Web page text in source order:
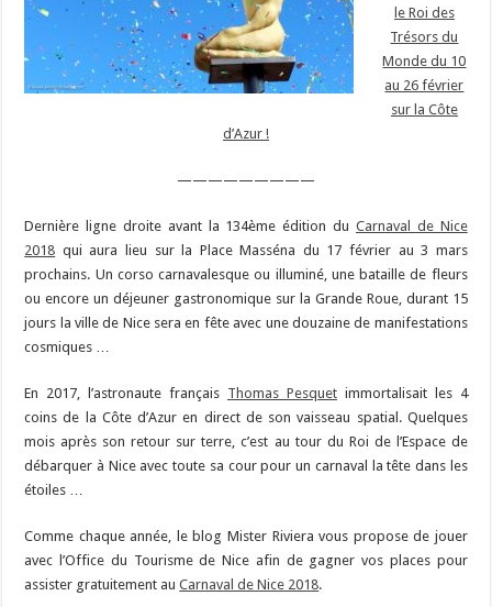
le Roi des
Trésors du
Monde du 10
au 26 février
sur la Côte
d’Azur !
—————————
Dernière ligne droite avant la 134ème édition duCarnaval de Nice
2018 qui aura lieu sur la Place Masséna du 17 février au 3 mars
prochains. Un corso carnavalesque ou illuminé, une bataille de fleurs
ou encore un déjeuner gastronomique sur la Grande Roue, durant 15
jours la ville de Nice sera en fête avec une douzaine de manifestations
cosmiques …
En 2017, l’astronaute français Thomas Pesquetimmortalisait les 4
coins de la Côte d’Azur en direct de son vaisseau spatial. Quelques
mois après son retour sur terre, c’est au tour du Roi de l’Espace de
débarquer à Nice avec toute sa cour pour un carnaval la tête dans les
étoiles …
Comme chaque année, le blog Mister Riviera vous propose de jouer
avec l’Office du Tourisme de Nice afin de gagner vos places pour
assister gratuitement auCarnaval de Nice 2018.